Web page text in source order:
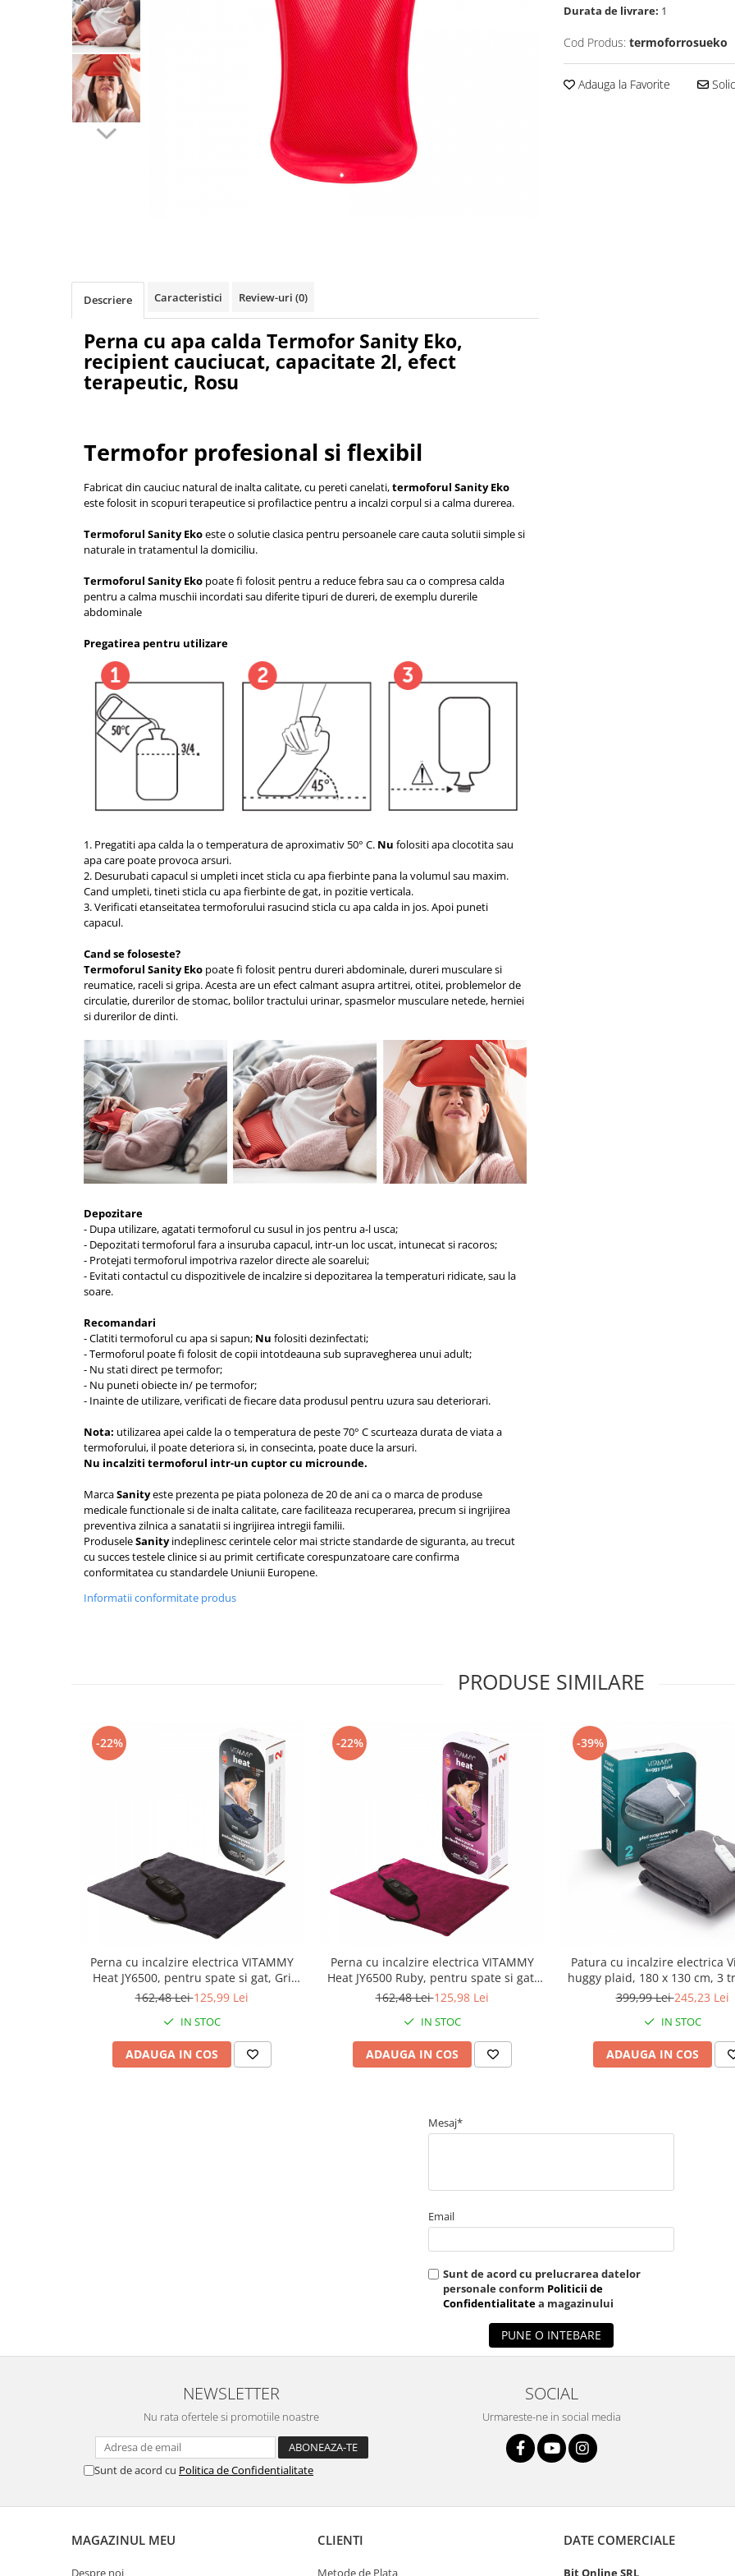
Pulsoximetre
Pulsoximetre de deget
Pulsoximetre profesionale
Monitorizare medicala
Stetoscoape
Suporturi ortopedice si orteze
Ingrijire personala & cosmetice
Ingrijire personala
Cantare corporale
Tratamente ingrjire corp
Igiena dentara
Irigatoare bucale
Accesorii si rezerve
Ondulatoare si placi de par
Uscatoare si perii electrice
Articole ingrijire copii
Aspiratoare nazale
Purificatoare
Incalzitoare corporale
Electrocasnice mici
Suplimente nutritive
Proteine si aminoacizi
Tablete energizante
Alte suplimente nutritive
Uniforme si saboti medicali
Saboti medicali
Durata de livrare: 1
Cod Produs: termoforrosueko
Adauga la Favorite
Descriere Caracteristici Review-uri (0)
Perna cu apa calda Termofor Sanity Eko,
recipient cauciucat, capacitate 2l, efect
terapeutic, Rosu
Termofor profesional si flexibil
Fabricat din cauciuc natural de inalta calitate, cu pereti canelati,termoforul Sanity Eko
este folosit in scopuri terapeutice si profilactice pentru a incalzi corpul si a calma durerea.
Termoforul Sanity Ekoeste o solutie clasica pentru persoanele care cauta solutii simple si
naturale in tratamentul la domiciliu.
Termoforul Sanity Eko poate fi folosit pentru a reduce febra sau ca o compresa calda
pentru a calma muschii incordati sau diferite tipuri de dureri, de exemplu durerile
abdominale
Pregatirea pentru utilizare
1. Pregatiti apa calda la o temperatura de aproximativ 50° C. Nu folositi apa clocotita sau
apa care poate provoca arsuri.
2. Desurubati capacul si umpleti incet sticla cu apa fierbinte pana la volumul sau maxim.
Cand umpleti, tineti sticla cu apa fierbinte de gat, in pozitie verticala.
3. Verificati etanseitatea termoforului rasucind sticla cu apa calda in jos. Apoi puneti
capacul.
Cand se foloseste?
Termoforul Sanity Eko poate fi folosit pentru dureri abdominale, dureri musculare si
reumatice, raceli si gripa. Acesta are un efect calmant asupra artitrei, otitei, problemelor de
circulatie, durerilor de stomac, bolilor tractului urinar, spasmelor musculare netede, herniei
si durerilor de dinti.
Depozitare
- Dupa utilizare, agatati termoforul cu susul in jos pentru a-l usca;
- Depozitati termoforul fara a insuruba capacul, intr-un loc uscat, intunecat si racoros;
- Protejati termoforul impotriva razelor directe ale soarelui;
- Evitati contactul cu dispozitivele de incalzire si depozitarea la temperaturi ridicate, sau la
soare.
Recomandari
- Clatiti termoforul cu apa si sapun; Nu folositi dezinfectati;
- Termoforul poate fi folosit de copii intotdeauna sub supravegherea unui adult;
- Nu stati direct pe termofor;
- Nu puneti obiecte in/ pe termofor;
- Inainte de utilizare, verificati de fiecare data produsul pentru uzura sau deteriorari.
Nota: utilizarea apei calde la o temperatura de peste 70° C scurteaza durata de viata a
termoforului, il poate deteriora si, in consecinta, poate duce la arsuri.
Nu incalziti termoforul intr-un cuptor cu microunde.
MarcaSanityeste prezenta pe piata poloneza de 20 de ani ca o marca de produse
medicale functionale si de inalta calitate, care faciliteaza recuperarea, precum si ingrijirea
preventiva zilnica a sanatatii si ingrijirea intregii familii.
ProduseleSanityindeplinesc cerintele celor mai stricte standarde de siguranta, au trecut
cu succes testele clinice si au primit certificate corespunzatoare care confirma
conformitatea cu standardele Uniunii Europene.
Informatii conformitate produs
PRODUSE SIMILARE
-22%
Perna cu incalzire electrica VITAMMY
Heat JY6500, pentru spate si gat, Gri
inchis
162,48 Lei125,99 Lei
IN STOC
ADAUGA IN COS
-22%
Perna cu incalzire electrica VITAMMY
Heat JY6500 Ruby, pentru spate si gat,
Rosu Rubiniu
162,48 Lei125,98 Lei
IN STOC
ADAUGA IN COS
-39%
Patura cu incalzire electrica
huggy plaid, 180 x 130 cm, 3
incalzire, 120 W, termostat,
399,99 Lei245,23 Lei
IN STOC
ADAUGA IN COS
Mesaj*
Email
Sunt de acord cu prelucrarea datelor
personale conform Politicii de
Confidentialitatea magazinului
PUNE O INTEBARE
NEWSLETTER
Nu rata ofertele si promotiile noastre
Sunt de acord cu Politica de Confidentialitate
SOCIAL
Urmareste-ne in social media
MAGAZINUL MEU
Despre noi
CLIENTI
Metode de Plata
DATE COMERCIALE
Bit Online SRL